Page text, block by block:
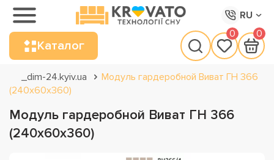
RU
Каталог
0 0
_dim-24.kyiv.ua
Модуль гардеробной Виват ГН 366
(240х60х360)
Модуль гардеробной Виват ГН 366
(240х60х360)